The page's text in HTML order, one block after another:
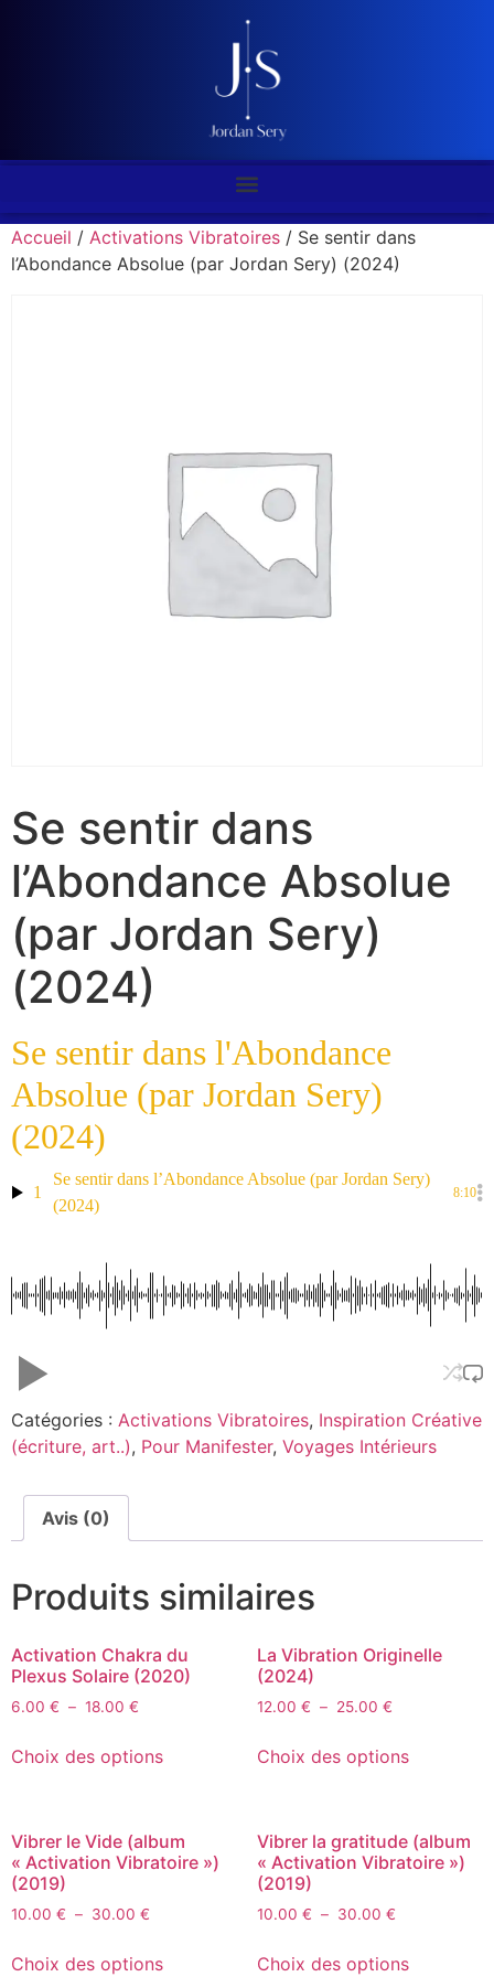
Accueil / Activations Vibratoires / Se sentir dans
l’Abondance Absolue (par Jordan Sery) (2024)
Se sentir dans
l’Abondance Absolue
(par Jordan Sery)
(2024)
Se sentir dans l'Abondance
Absolue (par Jordan Sery)
(2024)
1
Se sentir dans l’Abondance Absolue (par Jordan Sery)
(2024)
8:10
Catégories : Activations Vibratoires, Inspiration Créative
(écriture, art..), Pour Manifester, Voyages Intérieurs
Avis (0)
Produits similaires
Activation Chakra du
Plexus Solaire (2020)
6.00 € – 18.00 €
Choix des options
La Vibration Originelle
(2024)
12.00 € – 25.00 €
Choix des options
Vibrer le Vide (album
« Activation Vibratoire »)
(2019)
10.00 € – 30.00 €
Choix des options
Vibrer la gratitude (album
« Activation Vibratoire »)
(2019)
10.00 € – 30.00 €
Choix des options